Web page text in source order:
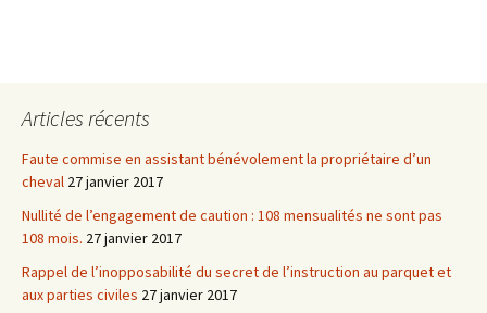
Articles récents
Faute commise en assistant bénévolement la propriétaire d’un
cheval 27 janvier 2017
Nullité de l’engagement de caution : 108 mensualités ne sont pas
108 mois. 27 janvier 2017
Rappel de l’inopposabilité du secret de l’instruction au parquet et
aux parties civiles 27 janvier 2017